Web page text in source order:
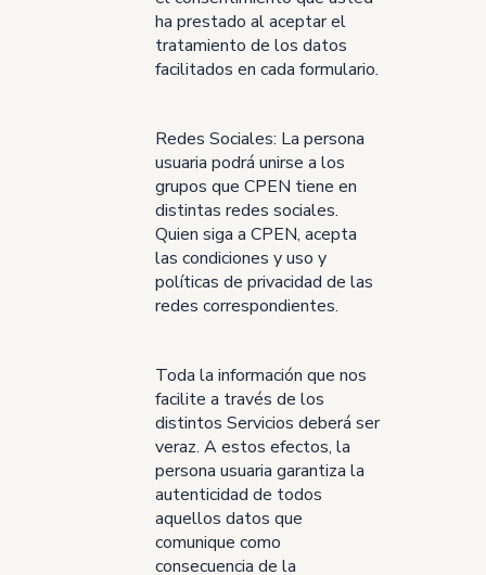
ha prestado al aceptar el
tratamiento de los datos
facilitados en cada formulario.
Redes Sociales: La persona
usuaria podrá unirse a los
grupos que CPEN tiene en
distintas redes sociales.
Quien siga a CPEN, acepta
las condiciones y uso y
políticas de privacidad de las
redes correspondientes.
Toda la información que nos
facilite a través de los
distintos Servicios deberá ser
veraz. A estos efectos, la
persona usuaria garantiza la
autenticidad de todos
aquellos datos que
comunique como
consecuencia de la